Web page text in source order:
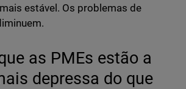
estável. Os problemas de
as PMEs estão a
depressa do que